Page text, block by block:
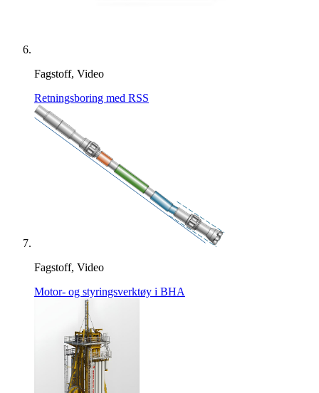
Fagstoff, Video
Retningsboring med RSS
Fagstoff, Video
Motor- og styringsverktøy i BHA